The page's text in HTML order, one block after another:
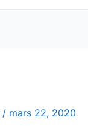
/ mars 22, 2020